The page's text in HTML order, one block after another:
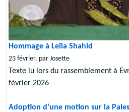
Hommage à Leïla Shahid
23 février, par Josette
Texte lu lors du rassemblement à
février 2026
Adoption d’une motion sur la